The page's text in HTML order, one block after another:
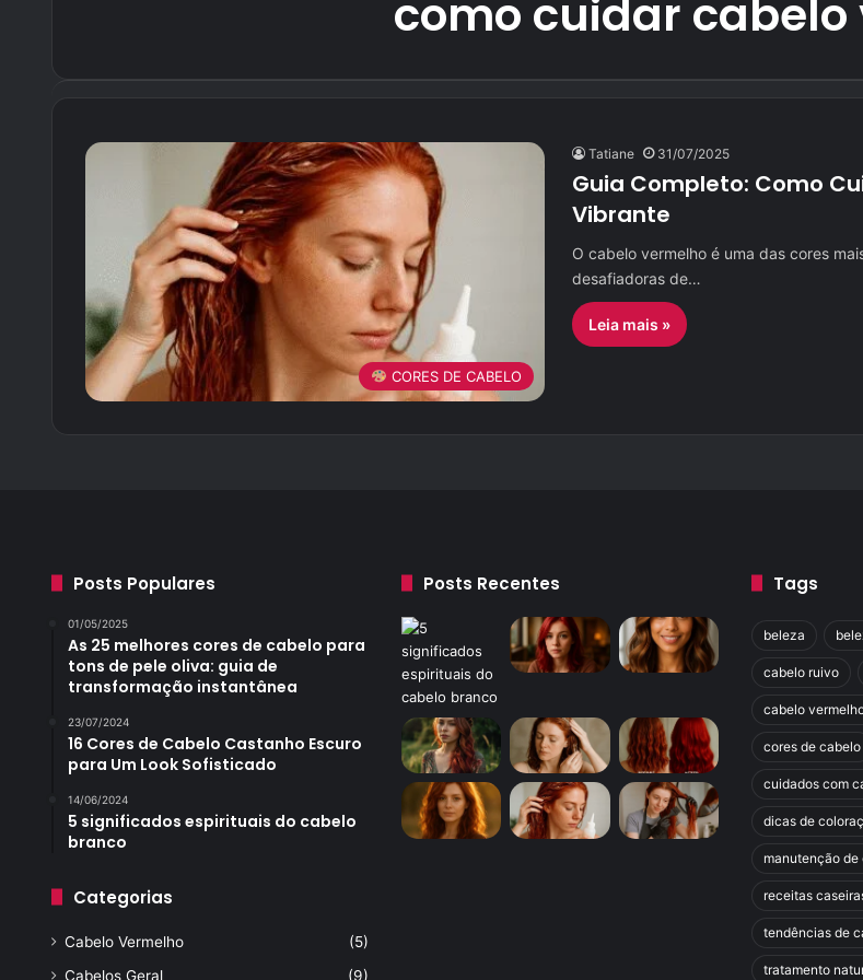
como cuidar
CORES DE CABELO
Tatiane 31/07/2025
Guia Completo: Como
Vibrante
O cabelo vermelho é uma das cores
desafiadoras de…
Leia mais »
Posts Populares
01/05/2025
As 25 melhores cores de cabelo para
tons de pele oliva: guia de
transformação instantânea
23/07/2024
16 Cores de Cabelo Castanho Escuro
para Um Look Sofisticado
14/06/2024
5 significados espirituais do cabelo
branco
Categorias
Cabelo Vermelho
(5)
Cabelos Geral
(9)
Posts Recentes Tags
beleza
cabelo ruivo
cabelo
cores de cabelo
cuidados com
dicas de
manutenção de
receitas
tendências de
tratamento